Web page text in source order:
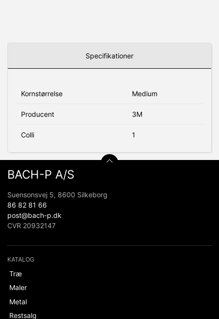
Specifikationer
Kornstørrelse Medium
Producent 3M
Colli 1
BACH-P A/S
Suensonsvej 5, 8600 Silkeborg
86 82 81 66
post@bach-p.dk
CVR 20932147
KATALOG
Træ
Maler
Metal
Restsalg